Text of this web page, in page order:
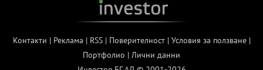
Контакти | Реклама | RSS| Поверителност| Условия за ползване|
Портфолио | Лични данни